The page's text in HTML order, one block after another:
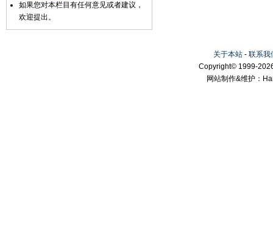
如果您对本栏目有任何意见或者建议，
欢迎提出。
关于本站 - 联系我
Copyright© 1999-
网站制作&维护：